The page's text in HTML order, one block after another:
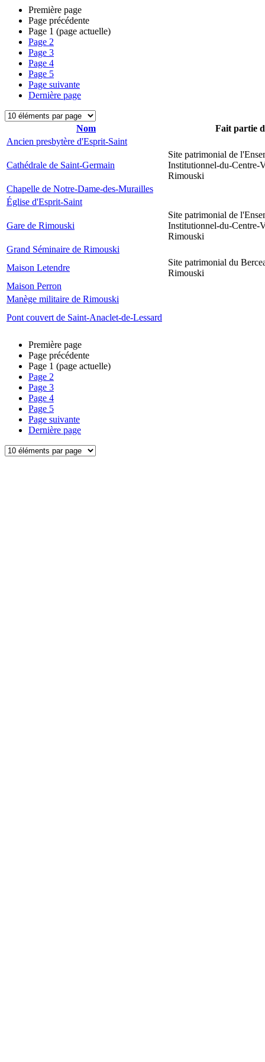
Première page
Page précédente
Page 1 (page actuelle)
Page 2
Page 3
Page 4
Page 5
Page suivante
Dernière page
Nom
Fait partie
Ancien presbytère d'Esprit-Saint
Cathédrale de Saint-Germain
Site patrimonial de
Institutionnel-du-Centre-
Rimouski
Chapelle de Notre-Dame-des-Murailles
Église d'Esprit-Saint
Gare de Rimouski
Site patrimonial de
Institutionnel-du-Centre-
Rimouski
Grand Séminaire de Rimouski
Maison Letendre
Site patrimonial du
Rimouski
Maison Perron
Manège militaire de Rimouski
Pont couvert de Saint-Anaclet-de-Lessard
Première page
Page précédente
Page 1 (page actuelle)
Page 2
Page 3
Page 4
Page 5
Page suivante
Dernière page